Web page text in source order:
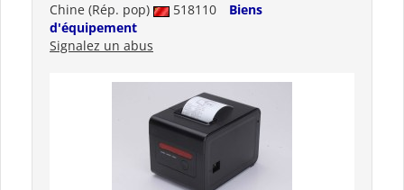
Chine (Rép. pop) 518110
Biens
d'équipement
Signalez un abus